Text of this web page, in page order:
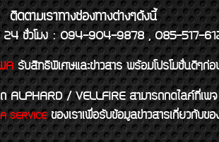
ติดตามเราทางช่องทางต่างๆดังนี้
24 ชั่วโมง : 094-904-9878 , 085-517-
รับสิทธิพิเศษและข่าวสาร พร้อมโปรโมชั่นดีๆก่
ALPHARD / VELLFIRE สามารถกดไลค์ที่เพจ
SERVICEของเราเพื่อรับข้อมูลข่าวสารเกี่ยวกับ